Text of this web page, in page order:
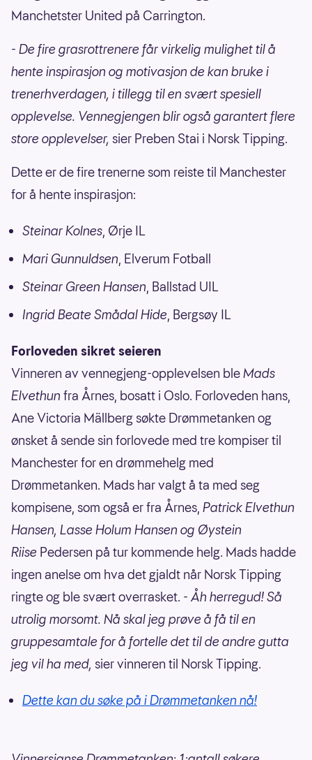
Manchetster United på Carrington.
- De fire grasrottrenere får virkelig mulighet til å
hente inspirasjon og motivasjon de kan bruke i
trenerhverdagen, i tillegg til en svært spesiell
opplevelse. Vennegjengen blir også garantert flere
store opplevelser, sier Preben Stai i Norsk Tipping.
Dette er de fire trenerne som reiste til Manchester
for å hente inspirasjon:
Steinar Kolnes, Ørje IL
Mari Gunnuldsen, Elverum Fotball
Steinar Green Hansen, Ballstad UIL
Ingrid Beate Smådal Hide, Bergsøy IL
Forloveden sikret seieren
Vinneren av vennegjeng-opplevelsen bleMads
Elvethun fra Årnes, bosatt i Oslo. Forloveden hans,
Ane Victoria Mällberg søkte Drømmetanken og
ønsket å sende sin forlovede med tre kompiser til
Manchester for en drømmehelg med
Drømmetanken. Mads har valgt å ta med seg
kompisene, som også er fra Årnes, Patrick Elvethun
Hansen, Lasse Holum Hansen og Øystein
Riise Pedersen på tur kommende helg. Mads hadde
ingen anelse om hva det gjaldt når Norsk Tipping
ringte og ble svært overrasket. - Åh herregud! Så
utrolig morsomt. Nå skal jeg prøve å få til en
gruppesamtale for å fortelle det til de andre gutta
jeg vil ha med, sier vinneren til Norsk Tipping.
Dette kan du søke på i Drømmetanken nå!